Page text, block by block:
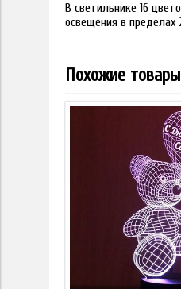
В светильнике 16
освещения в пределах
Похожие товары